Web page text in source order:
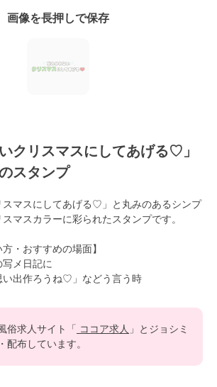
画像を長押しで保存
クリスマスにしてあげる♡」
スタンプ
スマスにしてあげる♡」と丸みのあるシンプ
マスカラーに彩られたスタンプです。
・おすすめの場面】
写メ日記に
い出作ろうね♡」などう言う時
俗求人サイト「 ココア求人 」とジョシミ
配布しています。